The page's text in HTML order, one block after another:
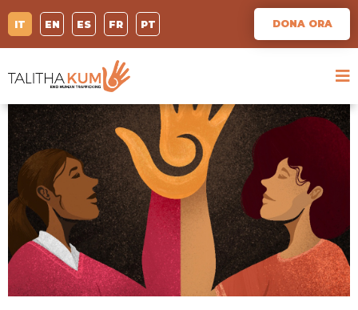
IT EN ES FR PT DONA ORA